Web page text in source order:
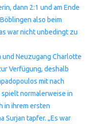
dann 2:1 und am Ende
also beim
war nicht unbedingt zu
und Neuzugang Charlotte
Verfügung, deshalb
mit nach
normalerweise in
in ihrem ersten
Surjan tapfer. „Es war